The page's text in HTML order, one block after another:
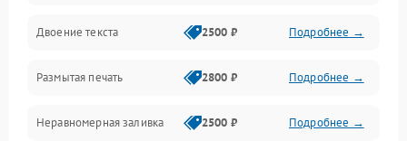
Программные сбои
Подключение и интерфейсы
Дисплей и органы управления
Двоение текста 2500 ₽ Подробнее →
Размытая печать 2800 ₽ Подробнее →
Неравномерная заливка 2500 ₽ Подробнее →